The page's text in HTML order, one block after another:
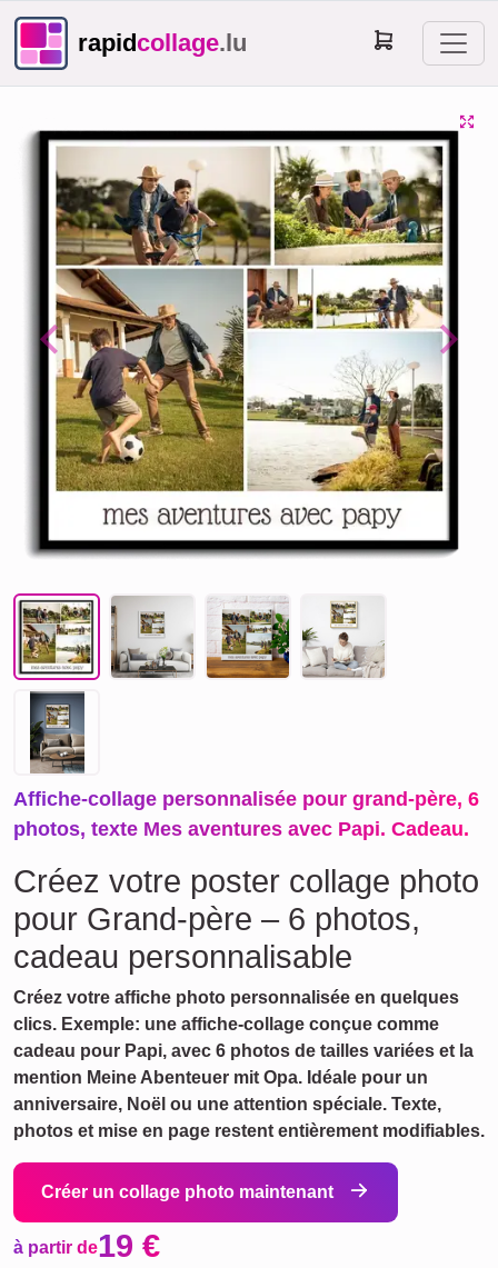
rapidcollage.lu
Previous Next
Affiche-collage personnalisée pour grand-père, 6
photos, texte Mes aventures avec Papi. Cadeau.
Créez votre poster collage photo
pour Grand-père – 6 photos,
cadeau personnalisable
Créez votre affiche photo personnalisée en quelques
clics. Exemple: une affiche-collage conçue comme
cadeau pour Papi, avec 6 photos de tailles variées et la
mention Meine Abenteuer mit Opa. Idéale pour un
anniversaire, Noël ou une attention spéciale. Texte,
photos et mise en page restent entièrement modifiables.
Créer un collage photo maintenant
à partir de19 €